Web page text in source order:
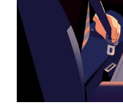
d'échappement
pour
fermer
calendrier.